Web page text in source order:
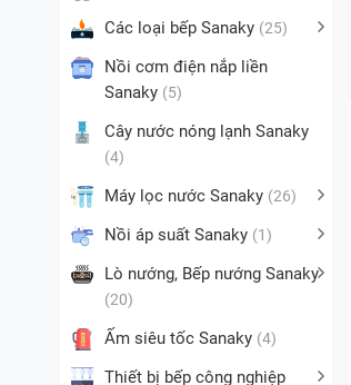
Các loại bếp Sanaky (25)
Nồi cơm điện nắp liền
Sanaky (5)
Cây nước nóng lạnh Sanaky
(4)
Máy lọc nước Sanaky (26)
Nồi áp suất Sanaky (1)
Lò nướng, Bếp nướng Sanaky
(20)
Ấm siêu tốc Sanaky (4)
Thiết bị bếp công nghiệp